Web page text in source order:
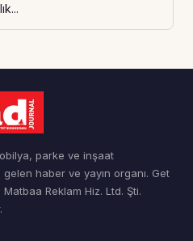
parke ve inşaat
haber ve yayın organı. Get
Reklam Hiz. Ltd. Şti.